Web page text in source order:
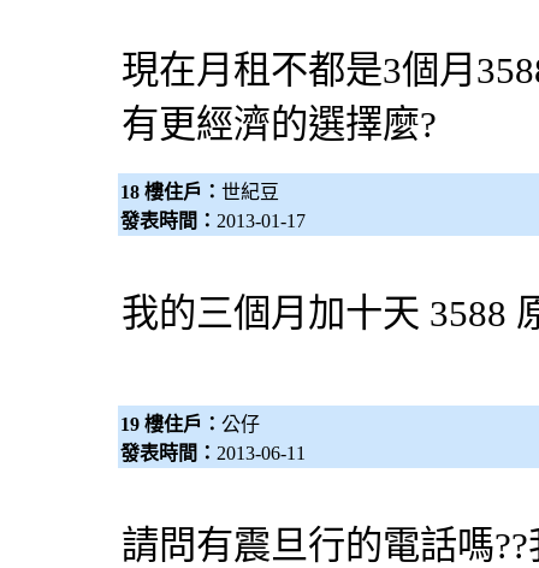
現在月租不都是3個月
有更經濟的選擇麼?
18 樓住戶： 世紀豆
發表時間： 2013-01-17
我的三個月加十天 3588
19 樓住戶： 公仔
發表時間： 2013-06-11
請問有震旦行的電話嗎